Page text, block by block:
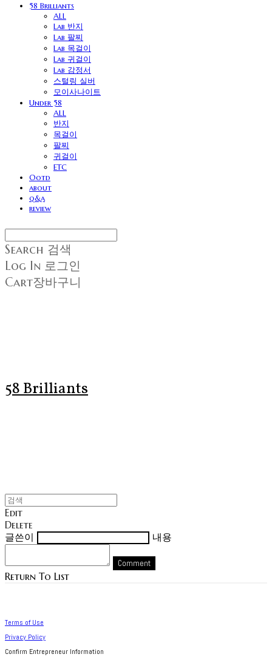
58 Brilliants
ALL
Lab 반지
Lab 팔찌
Lab 목걸이
Lab 귀걸이
Lab 감정서
스털링 실버
모이사나이트
Under 58
ALL
반지
목걸이
팔찌
귀걸이
ETC
Ootd
about
q&a
review
Search 검색
Log In 로그인
Cart장바구니
58 Brilliants
Edit
Delete
글쓴이
내용
Comment
Return To List
Terms of Use
Privacy Policy
Confirm Entrepreneur Information